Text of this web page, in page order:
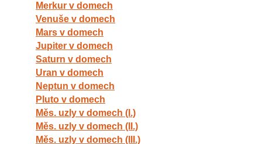
Merkur v domech
Venuše v domech
Mars v domech
Jupiter v domech
Saturn v domech
Uran v domech
Neptun v domech
Pluto v domech
Měs. uzly v domech (I.)
Měs. uzly v domech (II.)
Měs. uzly v domech (III.)